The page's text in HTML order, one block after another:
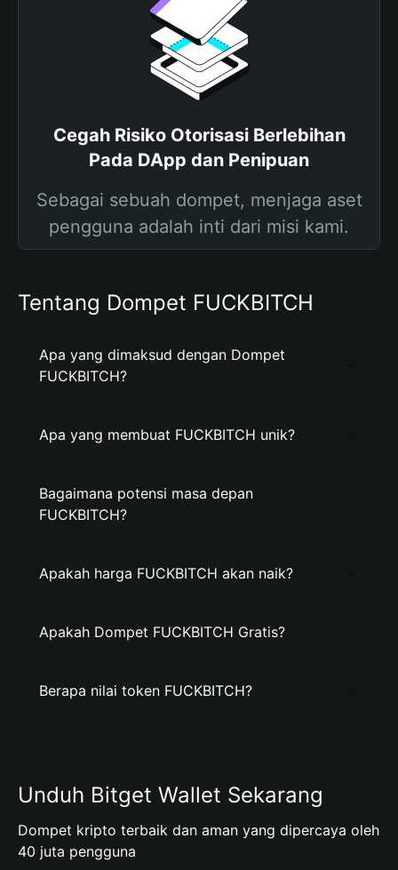
Cegah Risiko Otorisasi Berlebihan
Pada DApp dan Penipuan
Sebagai sebuah dompet, menjaga aset
pengguna adalah inti dari misi kami.
Tentang Dompet FUCKBITCH
Apa yang dimaksud dengan Dompet
FUCKBITCH?
Apa yang membuat FUCKBITCH unik?
Bagaimana potensi masa depan
FUCKBITCH?
Apakah harga FUCKBITCH akan naik?
Apakah Dompet FUCKBITCH Gratis?
Berapa nilai token FUCKBITCH?
Unduh Bitget Wallet Sekarang
Dompet kripto terbaik dan aman yang dipercaya oleh
40 juta pengguna